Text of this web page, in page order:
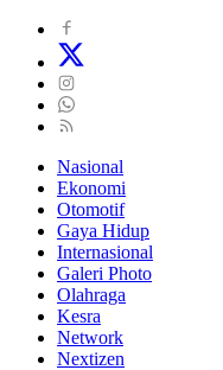
Nasional
Ekonomi
Otomotif
Gaya Hidup
Internasional
Galeri Photo
Olahraga
Kesra
Network
Nextizen